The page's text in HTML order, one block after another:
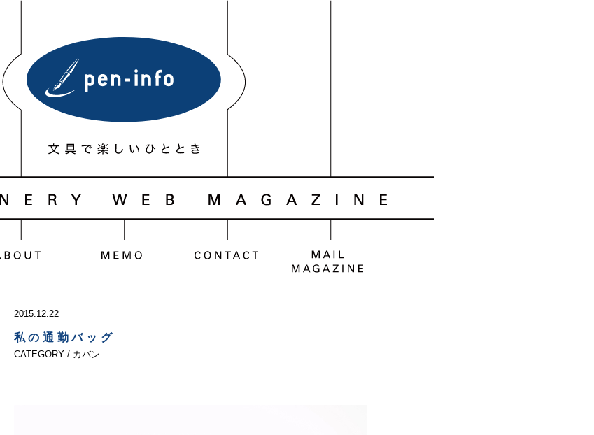
2015.12.22
私の通勤バッグ
CATEGORY / カバン